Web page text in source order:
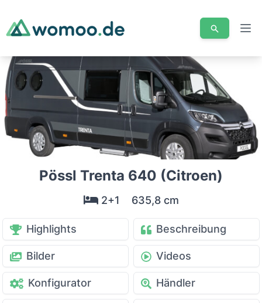
Pössl Trenta 640 (Citroen)
2+1 635,8 cm
Highlights Beschreibung
Bilder Videos
Konfigurator Händler